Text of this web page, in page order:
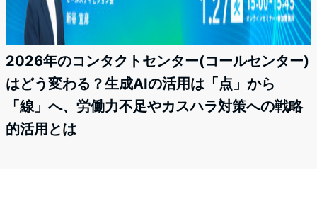
2026年のコンタクトセンター(コールセンター)
はどう変わる？生成AIの活用は「点」から
「線」へ、労働力不足やカスハラ対策への戦略
的活用とは